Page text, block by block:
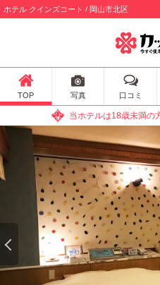
ホテル クインズコート / 岡山市北区
TOP 写真 口コミ
当ホテルは18歳未満の